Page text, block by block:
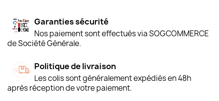
Garanties sécurité
Nos paiement sont effectués via SOGCOMMERCE
de Société Générale.
Politique de livraison
Les colis sont généralement expédiés en 48h
après réception de votre paiement.